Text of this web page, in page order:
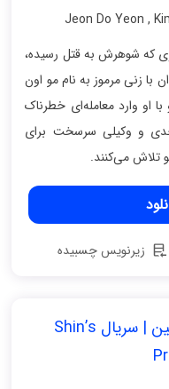
,
که شوهرش به قتل رسیده،
با زنی مرموز به نام مو اون
او وارد معامله‌ای خطرناک
و وکیلی سرسخت برای
تلاش می‌کنند.
زیرنویس چسبیده
دانلود سریال کره ای پروژه شین | سریال Shin’s